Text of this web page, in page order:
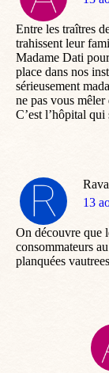
Entre les traîtres
trahissent leur
Madame Dati
place dans nos
sérieusement
ne pas vous
C’est l’hôpital
dit
13
On découvre que
consommateurs
planquées